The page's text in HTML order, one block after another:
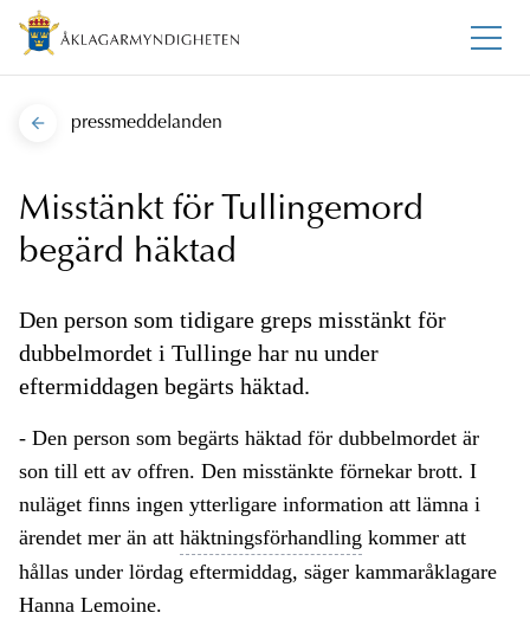
pressmeddelanden
Misstänkt för Tullingemord
begärd häktad
Den person som tidigare greps misstänkt för
dubbelmordet i Tullinge har nu under
eftermiddagen begärts häktad.
- Den person som begärts häktad för dubbelmordet är
son till ett av offren. Den misstänkte förnekar brott. I
nuläget finns ingen ytterligare information att lämna i
ärendet mer än att häktningsförhandling kommer att
hållas under lördag eftermiddag, säger kammaråklagare
Hanna Lemoine.